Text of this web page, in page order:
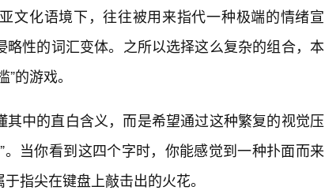
文化语境下，往往被用来指代一种极端的情绪宣
性的词汇变体。之所以选择这么复杂的组合，本
的游戏。
中的直白含义，而是希望通过这种繁复的视觉压
当你看到这四个字时，你能感觉到一种扑面而来
指尖在键盘上敲击出的火花。